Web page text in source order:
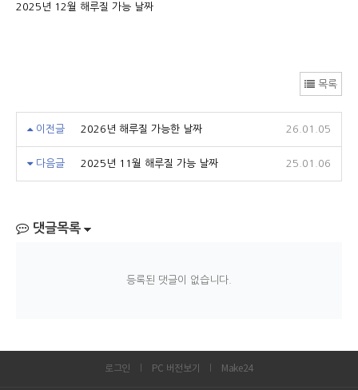
2025년 12월 해루질 가능 날짜
목록
이전글 2026년 해루질 가능한 날짜 26.01.05
다음글 2025년 11월 해루질 가능 날짜 25.01.06
댓글목록
등록된 댓글이 없습니다.
로그인 PC 버전보기 Make24